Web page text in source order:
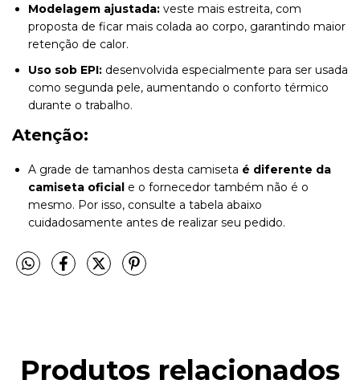
Modelagem ajustada: veste mais estreita, com
proposta de ficar mais colada ao corpo, garantindo maior
retenção de calor.
Uso sob EPI: desenvolvida especialmente para ser usada
como segunda pele, aumentando o conforto térmico
durante o trabalho.
Atenção:
A grade de tamanhos desta camiseta é diferente da
camiseta oficial e o fornecedor também não é o
mesmo. Por isso, consulte a tabela abaixo
cuidadosamente antes de realizar seu pedido.
Produtos relacionados